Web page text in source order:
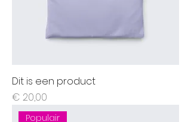
Dit is een product
Prijs
€ 20,00
Populair